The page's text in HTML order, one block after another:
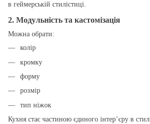
в геймерській стилістиці.
2. Модульність та кастомізація
Можна обрати:
колір
кромку
форму
розмір
тип ніжок
Кухня стає частиною єдиного інтер’єру в